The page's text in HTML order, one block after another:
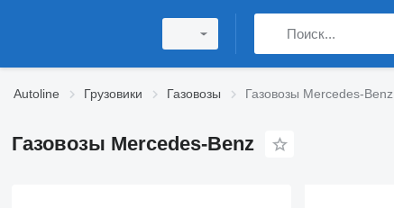
Autoline Грузовики Газовозы Газовозы Mercedes-Benz
Газовозы Mercedes-Benz